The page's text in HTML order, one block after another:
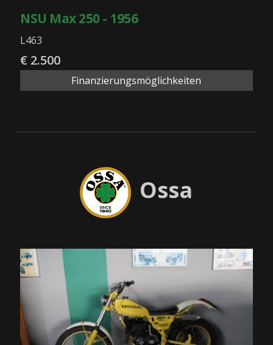
NSU Max 250 - 1956
L463
€ 2.500
Finanzierungsmöglichkeiten
Ossa